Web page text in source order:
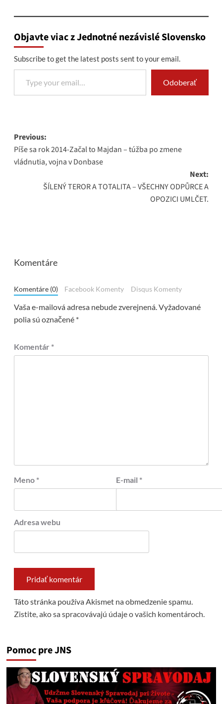
Objavte viac z Jednotné nezávislé Slovensko
Subscribe to get the latest posts sent to your email.
Type your email…
Odoberať
Post
navigation
Previous:
Píše sa rok 2014-Začal to Majdan – túžba po zmene
vládnutia, vojna v Donbase
Next:
ŠÍLENÝ TEROR A TOTALITA – VŠECHNY ODPŮRCE A
OPOZICI UMLČET.
Komentáre
Komentáre (0) Facebook Komenty Disqus Komenty
Vaša e-mailová adresa nebude zverejnená.Vyžadované
polia sú označené *
Komentár *
Meno * E-mail *
Adresa webu
Táto stránka používa Akismet na obmedzenie spamu.
Zistite, ako sa spracovávajú údaje o vašich komentároch.
Pomoc pre JNS